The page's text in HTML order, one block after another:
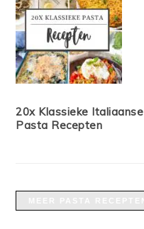
20x Klassieke Italiaanse
Pasta Recepten